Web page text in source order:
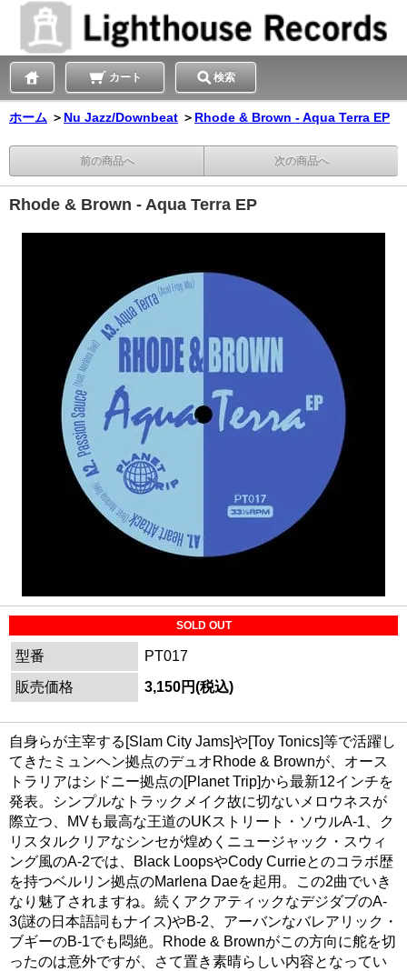
カート 検索
ホーム ＞ Nu Jazz/Downbeat ＞ Rhode & Brown - Aqua Terra EP
前の商品へ 次の商品へ
Rhode & Brown - Aqua Terra EP
SOLD OUT
型番
PT017
販売価格
3,150円(税込)
自身らが主宰する[Slam City Jams]や[Toy Tonics]等で活躍し
てきたミュンヘン拠点のデュオRhode & Brownが、オース
トラリアはシドニー拠点の[Planet Trip]から最新12インチを
発表。シンプルなトラックメイク故に切ないメロウネスが
際立つ、MVも最高な王道のUKストリート・ソウルA-1、ク
リスタルクリアなシンセが煌めくニュージャック・スウィ
ング風のA-2では、Black LoopsやCody Currieとのコラボ歴
を持つベルリン拠点のMarlena Daeを起用。この2曲でいき
なり魅了されますね。続くアクアティックなデジダブのA-
3(謎の日本語詞もナイス)やB-2、アーバンなバレアリック・
ブギーのB-1でも悶絶。Rhode & Brownがこの方向に舵を切
ったのは意外ですが、さて置き素晴らしい内容となってい